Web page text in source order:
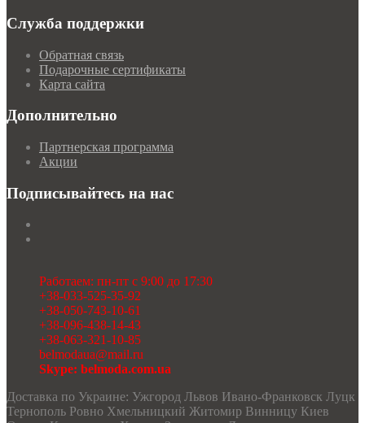
Служба поддержки
Обратная связь
Подарочные сертификаты
Карта сайта
Дополнительно
Партнерская программа
Акции
Подписывайтесь на нас
Работаем: пн-пт с 9:00 до 17:30
+38-033-525-35-92
+38-050-743-10-61
+38-096-438-14-43
+38-063-321-10-85
belmodaua@mail.ru
Skype: belmoda.com.ua
Доставка по Украине: Ужгород Львов Ивано-Франковск Луцк
Тернополь Ровно Хмельницкий Житомир Винницу Киев